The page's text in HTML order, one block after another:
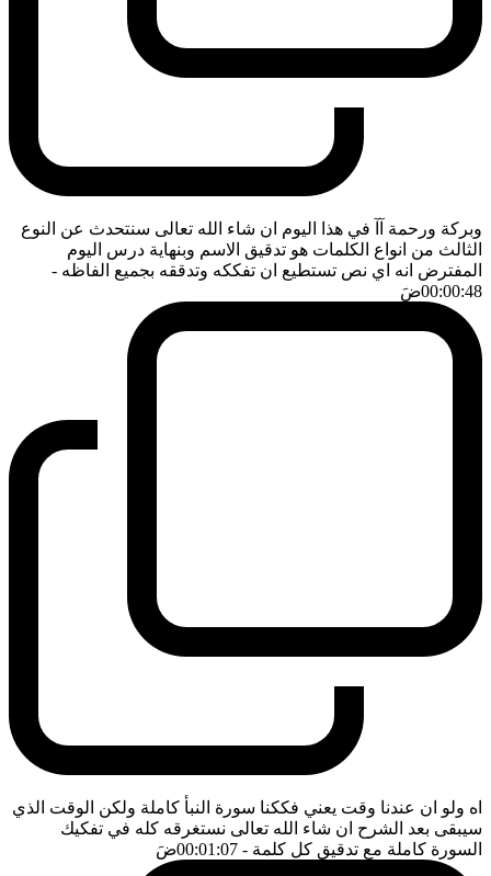
وبركة ورحمة آآ في هذا اليوم ان شاء الله تعالى سنتحدث عن النوع
الثالث من انواع الكلمات هو تدقيق الاسم وبنهاية درس اليوم
المفترض انه اي نص تستطيع ان تفككه وتدققه بجميع الفاظه -
00:00:48ضَ
اه ولو ان عندنا وقت يعني فككنا سورة النبأ كاملة ولكن الوقت الذي
سيبقى بعد الشرح ان شاء الله تعالى نستغرقه كله في تفكيك
السورة كاملة مع تدقيق كل كلمة - 00:01:07 ضَ